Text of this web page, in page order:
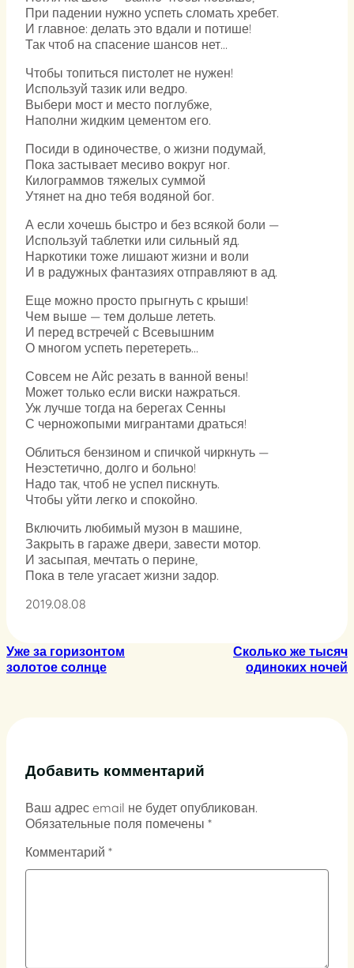
При падении нужно успеть сломать хребет.
И главное: делать это вдали и потише!
Так чтоб на спасение шансов нет…
Чтобы топиться пистолет не нужен!
Используй тазик или ведро.
Выбери мост и место поглубже,
Наполни жидким цементом его.
Посиди в одиночестве, о жизни подумай,
Пока застывает месиво вокруг ног.
Килограммов тяжелых суммой
Утянет на дно тебя водяной бог.
А если хочешь быстро и без всякой боли —
Используй таблетки или сильный яд.
Наркотики тоже лишают жизни и воли
И в радужных фантазиях отправляют в ад.
Еще можно просто прыгнуть с крыши!
Чем выше — тем дольше лететь.
И перед встречей с Всевышним
О многом успеть перетереть…
Совсем не Айс резать в ванной вены!
Может только если виски нажраться.
Уж лучше тогда на берегах Сенны
С черножопыми мигрантами драться!
Облиться бензином и спичкой чиркнуть —
Неэстетично, долго и больно!
Надо так, чтоб не успел пискнуть.
Чтобы уйти легко и спокойно.
Включить любимый музон в машине,
Закрыть в гараже двери, завести мотор.
И засыпая, мечтать о перине,
Пока в теле угасает жизни задор.
2019.08.08
Уже за горизонтом
золотое солнце
Сколько же тысяч
одиноких ночей
Добавить комментарий
Ваш адрес email не будет опубликован.
Обязательные поля помечены *
Комментарий *